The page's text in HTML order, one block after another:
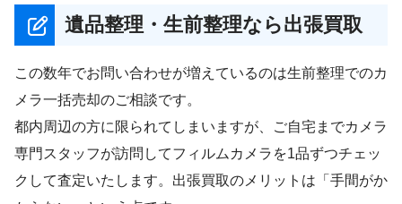
遺品整理・生前整理なら出張買取
この数年でお問い合わせが増えているのは生前整理でのカ
メラ一括売却のご相談です。
都内周辺の方に限られてしまいますが、ご自宅までカメラ
専門スタッフが訪問してフィルムカメラを1品ずつチェッ
クして査定いたします。出張買取のメリットは「手間がか